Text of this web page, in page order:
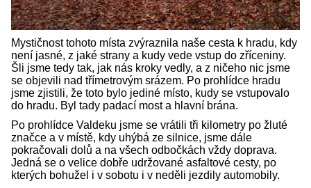
Mystičnost tohoto místa zvýraznila naše cesta k hradu, kdy
není jasné, z jaké strany a kudy vede vstup do zříceniny.
Šli jsme tedy tak, jak nás kroky vedly, a z ničeho nic jsme
se objevili nad třímetrovým srázem. Po prohlídce hradu
jsme zjistili, že toto bylo jediné místo, kudy se vstupovalo
do hradu. Byl tady padací most a hlavní brána.
Po prohlídce Valdeku jsme se vrátili tři kilometry po žluté
značce a v místě, kdy uhýbá ze silnice, jsme dále
pokračovali dolů a na všech odbočkách vždy doprava.
Jedná se o velice dobře udržované asfaltové cesty, po
kterých bohužel i v sobotu i v neděli jezdily automobily.